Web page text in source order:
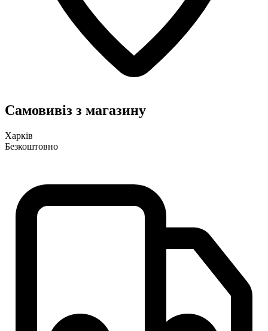
Самовивіз з магазину
Харків
Безкоштовно